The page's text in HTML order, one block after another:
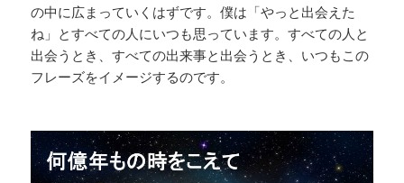
の中に広まっていくはずです。僕は「やっと出会えた
ね」とすべての人にいつも思っています。すべての人と
出会うとき、すべての出来事と出会うとき、いつもこの
フレーズをイメージするのです。